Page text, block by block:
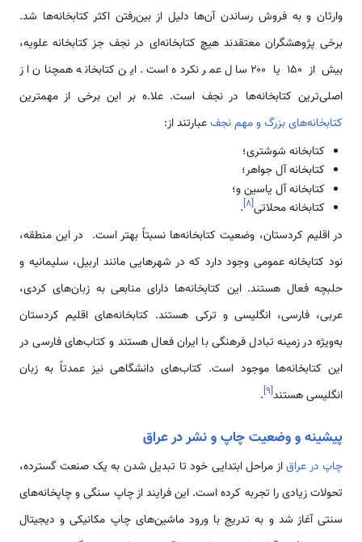
وارثان و به فروش ‌رساندن آن‌ها دلیل از بین‌رفتن اکثر کتابخانه‌ها شد.
برخی پژوهشگران معتقدند هیچ کتابخانه‌ای در نجف جز کتابخانه علویه،
بیش از ۱۵۰ یا ۲۰۰ سال عمر نکرده است. این کتابخانه همچنان از
اصلی‌ترین کتابخانه‌ها در نجف است. علا.ه بر این برخی از مهمترین
کتابخانه‌های بزرگ و مهم نجفعبارتند از:
کتابخانه شوشتری؛
کتابخانه آل جواهر؛
کتابخانه آل یاسین و؛
کتابخانه محلاتی[۸]
.
در اقلیم کردستان، وضعیت کتابخانه‌ها نسبتاً بهتر است. در این منطقه،
نود کتابخانه عمومی وجود دارد که در شهرهایی مانند اربیل، سلیمانیه و
حلبچه فعال هستند. این کتابخانه‌ها دارای منابعی به زبان‌های کردی،
عربی، فارسی، انگلیسی و ترکی هستند. کتابخانه‌های اقلیم کردستان
به‌ویژه در زمینه تبادل فرهنگی با ایران فعال هستند و کتاب‌های فارسی در
این کتابخانه‌ها موجود است. کتاب‌های دانشگاهی نیز عمدتاً به زبان
انگلیسی هستند[۹]
.
پیشینه و وضعیت چاپ و نشر در عراق
چاپ در عراقاز مراحل ابتدایی خود تا تبدیل شدن به یک صنعت گسترده،
تحولات زیادی را تجربه کرده است. این فرایند از چاپ سنگی و چاپخانه‌های
سنتی آغاز شد و به تدریج با ورود ماشین‌های چاپ مکانیکی و دیجیتال